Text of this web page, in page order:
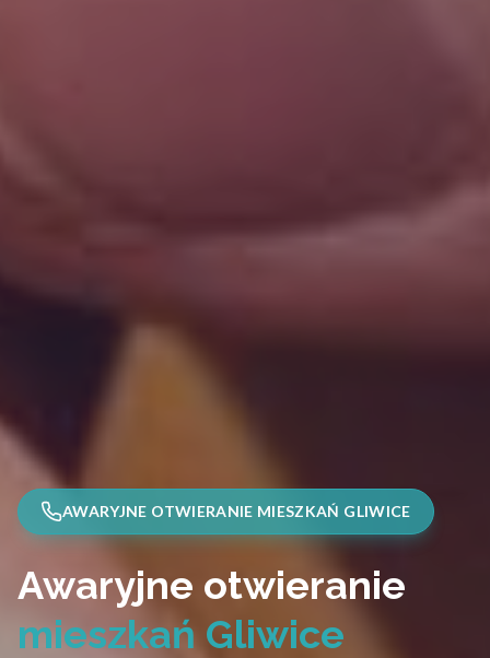
AWARYJNE OTWIERANIE MIESZKAŃ GLIWICE
Awaryjne otwieranie
mieszkań Gliwice